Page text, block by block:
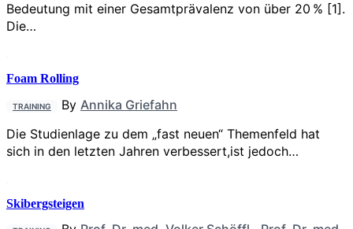
Bedeutung mit einer Gesamtprävalenz von über 20 % [1].
Die…
Foam Rolling
TRAINING By Annika Griefahn
Die Studienlage zu dem „fast neuen“ Themenfeld hat
sich in den letzten Jahren verbessert,ist jedoch…
Skibergsteigen